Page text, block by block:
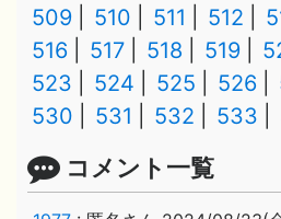
509
510 511 512
516
517 518 519
523
524 525 526
530
531 532 533
コメント一覧